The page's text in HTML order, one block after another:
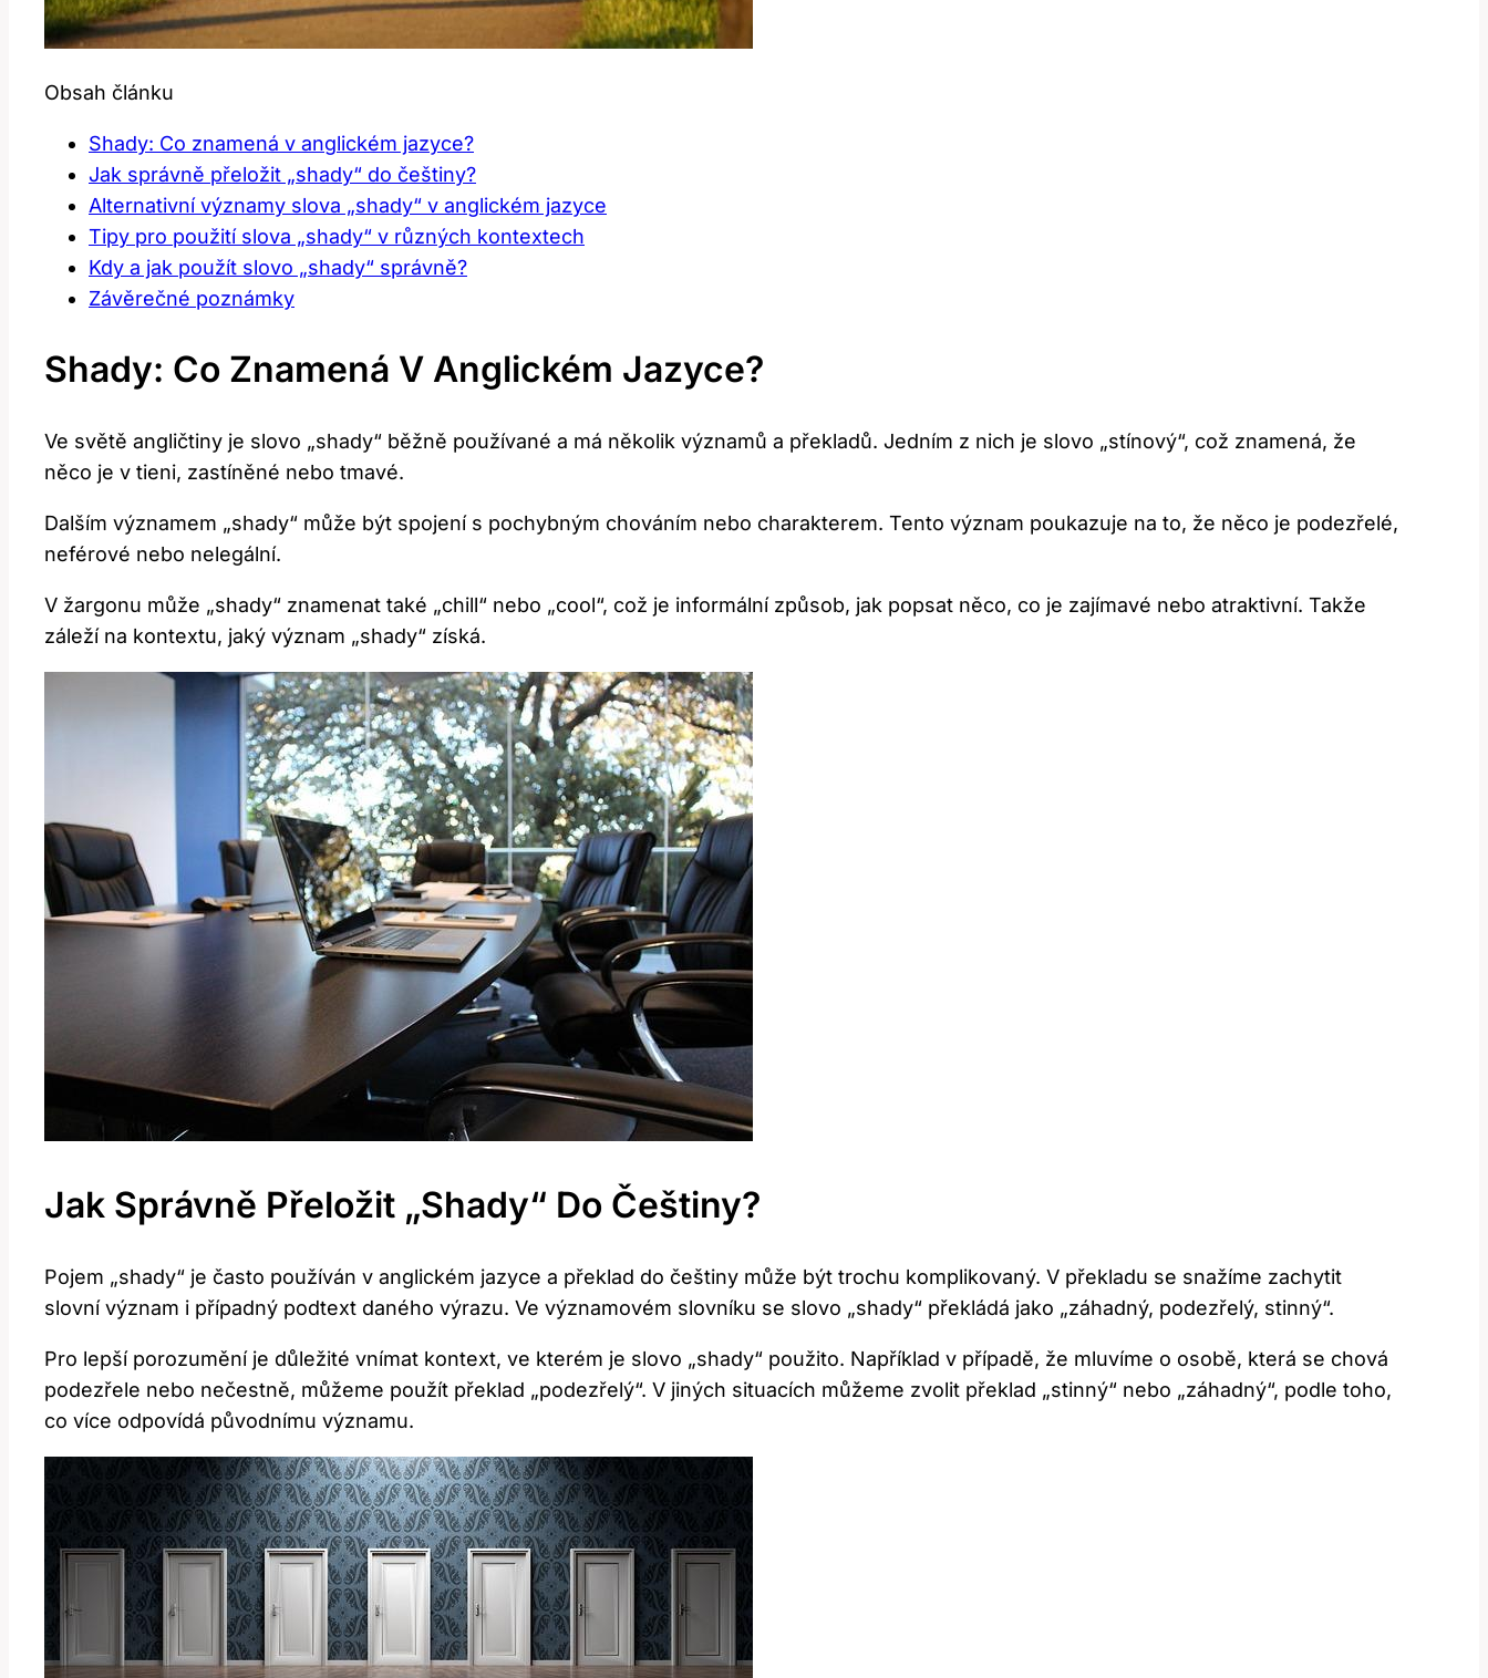
Obsah článku
Shady: Co znamená v anglickém jazyce?
Jak správně přeložit „shady“ do češtiny?
Alternativní významy slova „shady“ v anglickém jazyce
Tipy pro použití slova „shady“ v různých kontextech
Kdy a jak použít slovo „shady“ správně?
Závěrečné poznámky
Shady: Co Znamená V Anglickém Jazyce?
Ve světě angličtiny je slovo „shady“ běžně používané a má několik významů a překladů. Jedním z nich je slovo „stínový“, což znamená, že
něco je v tieni, zastíněné nebo tmavé.
Dalším významem „shady“ může být spojení s pochybným chováním nebo charakterem. Tento význam poukazuje na to, že něco je podezřelé,
neférové nebo nelegální.
V žargonu může „shady“ znamenat také „chill“ nebo „cool“, což je informální způsob, jak popsat něco, co je zajímavé nebo atraktivní. Takže
záleží na kontextu, jaký význam „shady“ získá.
Jak Správně Přeložit „shady“ Do Češtiny?
Pojem „shady“ je často používán v anglickém jazyce a překlad do češtiny může být trochu komplikovaný. V překladu se snažíme zachytit
slovní význam i případný podtext daného výrazu. Ve významovém slovníku se slovo „shady“ překládá jako „záhadný, podezřelý, stinný“.
Pro lepší porozumění je důležité vnímat kontext, ve kterém je slovo „shady“ použito. Například v případě, že mluvíme o osobě, která se chová
podezřele nebo nečestně, můžeme použít překlad „podezřelý“. V jiných situacích můžeme zvolit překlad „stinný“ nebo „záhadný“, podle toho,
co více odpovídá původnímu významu.